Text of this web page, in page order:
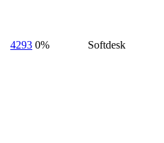
4293 0% Softdesk